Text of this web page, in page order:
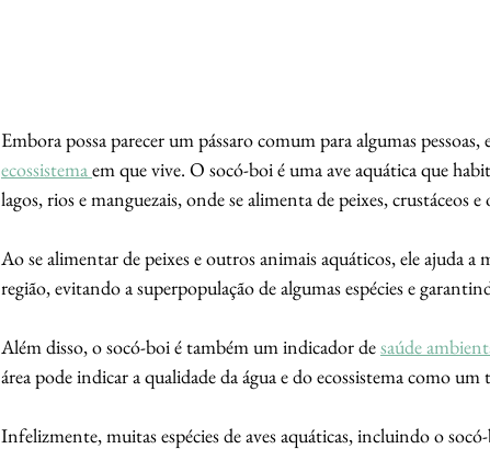
Embora possa parecer um pássaro comum para algumas
ecossistema em que vive. O socó-boi é uma ave aquática que
lagos, rios e manguezais, onde se alimenta de peixes, crustáceos
Ao se alimentar de peixes e outros animais aquáticos, ele ajuda
região, evitando a superpopulação de algumas espécies e
Além disso, o socó-boi é também um indicador de saúde
área pode indicar a qualidade da água e do ecossistema como um
Infelizmente, muitas espécies de aves aquáticas, incluindo o